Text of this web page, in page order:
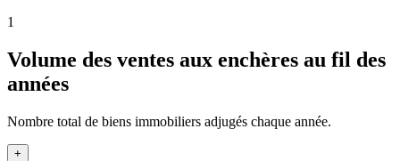
1
Volume des ventes aux enchères au fil des
années
Nombre total de biens immobiliers adjugés chaque année.
+